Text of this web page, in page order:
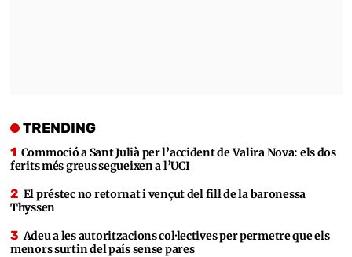
TRENDING
Commoció a Sant Julià per l’accident de Valira Nova: els dos
ferits més greus segueixen a l’UCI
El préstec no retornat i vençut del fill de la baronessa
Thyssen
Adeu a les autoritzacions col·lectives per permetre que els
menors surtin del país sense pares